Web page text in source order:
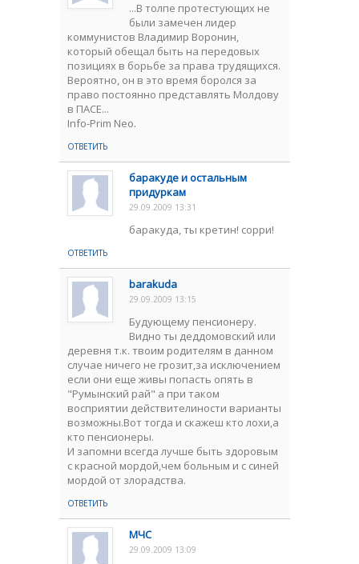
...В толпе протестующих не
были замечен лидер
коммунистов Владимир Воронин,
который обещал быть на передовых
позициях в борьбе за права трудящихся.
Вероятно, он в это время боролся за
право постоянно представлять Молдову
в ПАСЕ...
Info-Prim Neo.
ОТВЕТИТЬ
баракуде и остальным
придуркам
29.09.2009 13:31
баракуда, ты кретин! сорри!
ОТВЕТИТЬ
barakuda
29.09.2009 13:15
Будующему пенсионеру.
Видно ты деддомовский или
деревня т.к. твоим родителям в данном
случае ничего не грозит,за исключением
если они еще живы попасть опять в
"Румынский рай" а при таком
восприятии действителиности варианты
возможны.Вот тогда и скажеш кто лохи,а
кто пенсионеры.
И запомни всегда лучше быть здоровым
с красной мордой,чем больным и с синей
мордой от злорадства.
ОТВЕТИТЬ
МЧС
29.09.2009 13:09